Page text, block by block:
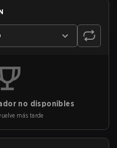
no disponibles
más tarde